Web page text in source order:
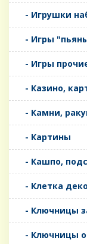
- Игрушки
- Игры
- Игры
- Казино,
- Камни,
- Картины
- Кашпо,
- Клетка
- Ключницы
- Ключницы